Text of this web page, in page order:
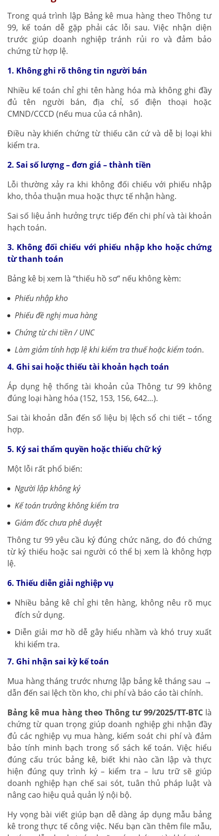
Trong quá trình lập Bảng kê mua hàng theo Thông tư
99, kế toán dễ gặp phải các lỗi sau. Việc nhận diện
trước giúp doanh nghiệp tránh rủi ro và đảm bảo
chứng từ hợp lệ.
1. Không ghi rõ thông tin người bán
Nhiều kế toán chỉ ghi tên hàng hóa mà không ghi đầy
đủ tên người bán, địa chỉ, số điện thoại hoặc
CMND/CCCD (nếu mua của cá nhân).
Điều này khiến chứng từ thiếu căn cứ và dễ bị loại khi
kiểm tra.
2. Sai số lượng – đơn giá – thành tiền
Lỗi thường xảy ra khi không đối chiếu với phiếu nhập
kho, thỏa thuận mua hoặc thực tế nhận hàng.
Sai số liệu ảnh hưởng trực tiếp đến chi phí và tài khoản
hạch toán.
3. Không đối chiếu với phiếu nhập kho hoặc chứng
từ thanh toán
Bảng kê bị xem là “thiếu hồ sơ” nếu không kèm:
Phiếu nhập kho
Phiếu đề nghị mua hàng
Chứng từ chi tiền / UNC
Làm giảm tính hợp lệ khi kiểm tra thuế hoặc kiểm toán.
4. Ghi sai hoặc thiếu tài khoản hạch toán
Áp dụng hệ thống tài khoản của Thông tư 99 không
đúng loại hàng hóa (152, 153, 156, 642…).
Sai tài khoản dẫn đến số liệu bị lệch sổ chi tiết – tổng
hợp.
5. Ký sai thẩm quyền hoặc thiếu chữ ký
Một lỗi rất phổ biến:
Người lập không ký
Kế toán trưởng không kiểm tra
Giám đốc chưa phê duyệt
Thông tư 99 yêu cầu ký đúng chức năng, do đó chứng
từ ký thiếu hoặc sai người có thể bị xem là không hợp
lệ.
6. Thiếu diễn giải nghiệp vụ
Nhiều bảng kê chỉ ghi tên hàng, không nêu rõ mục
đích sử dụng.
Diễn giải mơ hồ dễ gây hiểu nhầm và khó truy xuất
khi kiểm tra.
7. Ghi nhận sai kỳ kế toán
Mua hàng tháng trước nhưng lập bảng kê tháng sau →
dẫn đến sai lệch tồn kho, chi phí và báo cáo tài chính.
Bảng kê mua hàng theo Thông tư 99/2025/TT-BTC là
chứng từ quan trọng giúp doanh nghiệp ghi nhận đầy
đủ các nghiệp vụ mua hàng, kiểm soát chi phí và đảm
bảo tính minh bạch trong sổ sách kế toán. Việc hiểu
đúng cấu trúc bảng kê, biết khi nào cần lập và thực
hiện đúng quy trình ký – kiểm tra – lưu trữ sẽ giúp
doanh nghiệp hạn chế sai sót, tuân thủ pháp luật và
nâng cao hiệu quả quản lý nội bộ.
Hy vọng bài viết giúp bạn dễ dàng áp dụng mẫu bảng
kê trong thực tế công việc. Nếu bạn cần thêm file mẫu,